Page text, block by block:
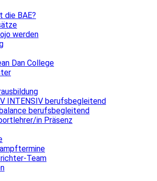
die BAE?
werden
Dan College
INTENSIV berufsbegleitend
berufsbegleitend
in Präsenz
Team